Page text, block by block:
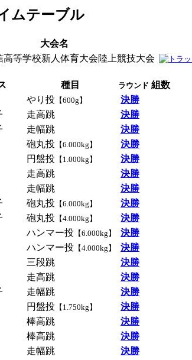
ムテーブル
大会名
高等学校新人体育大会陸上競技大会
種目 ラウンド 組数
やり投 【600g】
決勝
走高跳
決勝
走幅跳
決勝
砲丸投 【6.000kg】
決勝
円盤投 【1.000kg】
決勝
走高跳
決勝
走幅跳
決勝
砲丸投 【6.000kg】
決勝
砲丸投 【4.000kg】
決勝
ハンマー投 【6.000kg】
決勝
ハンマー投 【4.000kg】
決勝
三段跳
決勝
走高跳
決勝
走幅跳
決勝
円盤投 【1.750kg】
決勝
棒高跳
決勝
棒高跳
決勝
走幅跳
決勝